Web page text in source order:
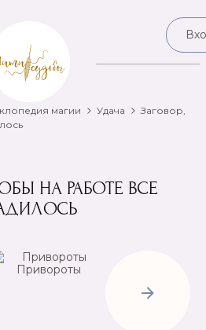
магии Удача
Заговор,
НА РАБОТЕ ВСЕ
Привороты
Рассорки